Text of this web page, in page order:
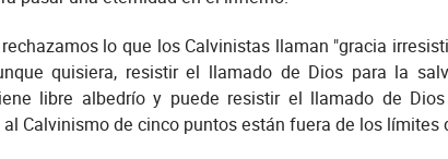
lo que los Calvinistas llaman "gracia
quisiera, resistir el llamado de Dios para la
libre albedrío y puede resistir el llamado de
Calvinismo de cinco puntos están fuera de los